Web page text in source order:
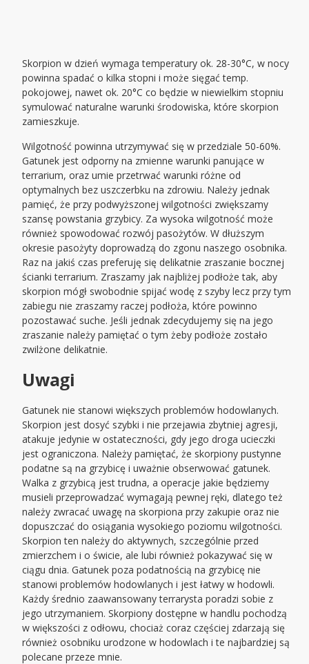
Skorpion w dzień wymaga temperatury ok. 28-30°C, w nocy
powinna spadać o kilka stopni i może sięgać temp.
pokojowej, nawet ok. 20°C co będzie w niewielkim stopniu
symulować naturalne warunki środowiska, które skorpion
zamieszkuje.
Wilgotność powinna utrzymywać się w przedziale 50-60%.
Gatunek jest odporny na zmienne warunki panujące w
terrarium, oraz umie przetrwać warunki różne od
optymalnych bez uszczerbku na zdrowiu. Należy jednak
pamięć, że przy podwyższonej wilgotności zwiększamy
szansę powstania grzybicy. Za wysoka wilgotność może
również spowodować rozwój pasożytów. W dłuższym
okresie pasożyty doprowadzą do zgonu naszego osobnika.
Raz na jakiś czas preferuję się delikatnie zraszanie bocznej
ścianki terrarium. Zraszamy jak najbliżej podłoże tak, aby
skorpion mógł swobodnie spijać wodę z szyby lecz przy tym
zabiegu nie zraszamy raczej podłoża, które powinno
pozostawać suche. Jeśli jednak zdecydujemy się na jego
zraszanie należy pamiętać o tym żeby podłoże zostało
zwilżone delikatnie.
Uwagi
Gatunek nie stanowi większych problemów hodowlanych.
Skorpion jest dosyć szybki i nie przejawia zbytniej agresji,
atakuje jedynie w ostateczności, gdy jego droga ucieczki
jest ograniczona. Należy pamiętać, że skorpiony pustynne
podatne są na grzybicę i uważnie obserwować gatunek.
Walka z grzybicą jest trudna, a operacje jakie będziemy
musieli przeprowadzać wymagają pewnej ręki, dlatego też
należy zwracać uwagę na skorpiona przy zakupie oraz nie
dopuszczać do osiągania wysokiego poziomu wilgotności.
Skorpion ten należy do aktywnych, szczególnie przed
zmierzchem i o świcie, ale lubi również pokazywać się w
ciągu dnia. Gatunek poza podatnością na grzybicę nie
stanowi problemów hodowlanych i jest łatwy w hodowli.
Każdy średnio zaawansowany terrarysta poradzi sobie z
jego utrzymaniem. Skorpiony dostępne w handlu pochodzą
w większości z odłowu, chociaż coraz częściej zdarzają się
również osobniku urodzone w hodowlach i te najbardziej są
polecane przeze mnie.